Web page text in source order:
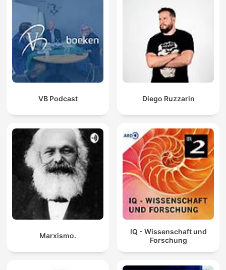
VB Podcast Diego Ruzzarin
Marxismo.
IQ - Wissenschaft und
Forschung